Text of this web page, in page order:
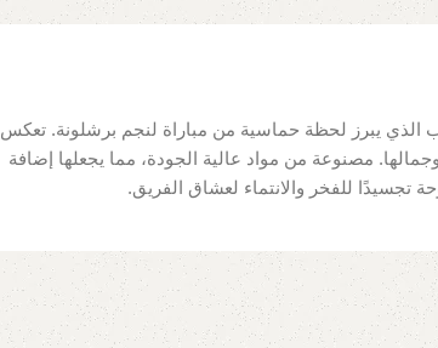
الذي يبرز لحظة حماسية من مباراة لنجم برشلونة. تعكس
مصنوعة من مواد عالية الجودة، مما يجعلها إضافة
تجسيدًا للفخر والانتماء لعشاق الفريق.